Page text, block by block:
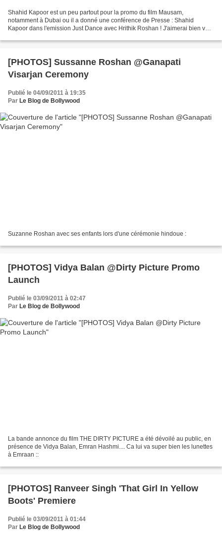
Shahid Kapoor est un peu partout pour la promo du film Mausam,
notamment à Dubai ou il a donné une conférence de Presse : Shahid
Kapoor dans l'emission Just Dance avec Hrithik Roshan ! J'aimerai bien voir
[PHOTOS] Sussanne Roshan @Ganapati
Visarjan Ceremony
Publié le 04/09/2011 à 19:35
Par Le Blog de Bollywood
Suzanne Roshan avec ses enfants lors d'une cérémonie hindoue :
[PHOTOS] Vidya Balan @Dirty Picture Promo
Launch
Publié le 03/09/2011 à 02:47
Par Le Blog de Bollywood
La bande annonce du film THE DIRTY PICTURE a été dévoilé au public, en
présence de Vidya Balan, Emran Hashmi.... Ca lui va super bien les lunettes
à Emraan ::
[PHOTOS] Ranveer Singh 'That Girl In Yellow
Boots' Premiere
Publié le 03/09/2011 à 01:44
Par Le Blog de Bollywood